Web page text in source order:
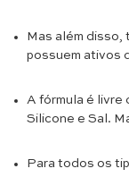
Mas além disso,
possuem ativos
A fórmula é livre
Silicone e Sal.
Para todos os